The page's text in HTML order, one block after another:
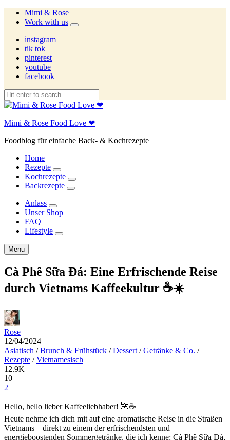
Mimi & Rose
Work with us
expand
instagram
tik tok
pinterest
youtube
facebook
Mimi & Rose Food Love ❤
Foodblog für einfache Back- & Kochrezepte
Home
Rezepte
expand
child
menu
Kochrezepte
expand
child
Backrezepte
expand
Anlass
expand
child
Unser Shop
FAQ
Lifestyle
expand
Search
Menu
Cà Phê Sữa Đá: Eine Erfrischende Reise
durch Vietnams Kaffeekultur ☕☀️
Rose
12/04/2024
Asiatisch /Brunch & Frühstück /Dessert /Getränke & Co. /
Rezepte /Vietnamesisch
12.9K
10
2
Hello, hello lieber Kaffeeliebhaber! 🌺☕
Heute nehme ich dich mit auf eine aromatische Reise in die Straßen
Vietnams – direkt zu einem der erfrischendsten und
energieboostenden Sommergetränke, die ich kenne: Cà Phê Sữa Đá,